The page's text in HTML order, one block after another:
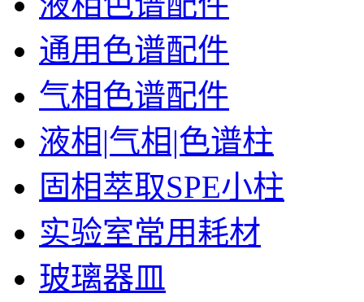
通用色谱配件
气相色谱配件
液相|气相|色谱柱
固相萃取SPE小柱
实验室常用耗材
玻璃器皿